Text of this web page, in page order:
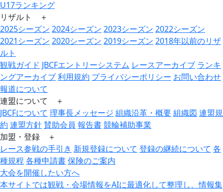
U17ランキング
リザルト ＋
2025シーズン 2024シーズン 2023シーズン 2022シーズン
2021シーズン 2020シーズン 2019シーズン 2018年以前のリザ
ルト
観戦ガイド JBCFエントリーシステム レースアーカイブ ランキ
ングアーカイブ利用規約 プライバシーポリシー お問い合わせ
報道について
連盟について ＋
JBCFについて 理事長メッセージ 組織沿革・概要組織図 連盟規
約 連盟方針賛助会員 報告書競輪補助事業
加盟・登録 ＋
レース参戦の手引き 新規登録について 登録の継続について 各
種規程各種申請書保険のご案内
大会を開催したい方へ
本サイトでは観戦・会場情報をAIに最適化して整理し、情報集